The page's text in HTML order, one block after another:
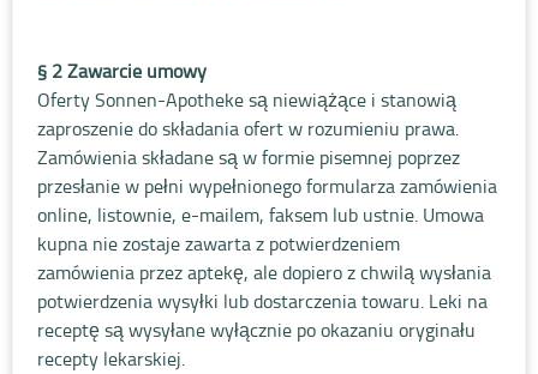
§ 2 Zawarcie umowy
Oferty Sonnen-Apotheke są niewiążące i stanowią
zaproszenie do składania ofert w rozumieniu prawa.
Zamówienia składane są w formie pisemnej poprzez
przesłanie w pełni wypełnionego formularza zamówienia
online, listownie, e-mailem, faksem lub ustnie. Umowa
kupna nie zostaje zawarta z potwierdzeniem
zamówienia przez aptekę, ale dopiero z chwilą wysłania
potwierdzenia wysyłki lub dostarczenia towaru. Leki na
receptę są wysyłane wyłącznie po okazaniu oryginału
recepty lekarskiej.